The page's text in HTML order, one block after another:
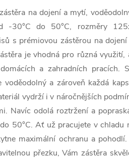
na dojení a mytí,
-30°C do 50°C, rozměry
s prémiovou zástěrou na
je vhodná pro různá
a zahradních
a zároveň každá
vydrží i v náročnějších
Navíc odolá roztržení a
50°C. Ať už pracujete v chladu
maximální ochranu a
přezku, Vám zástěra